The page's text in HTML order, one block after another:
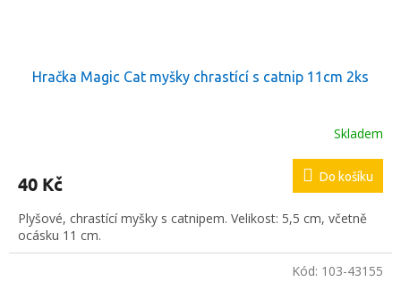
Hračka Magic Cat myšky chrastící s catnip 11cm 2ks
Skladem
40 Kč Do košíku
Plyšové, chrastící myšky s catnipem. Velikost: 5,5 cm, včetně
ocásku 11 cm.
Kód: 103-43155